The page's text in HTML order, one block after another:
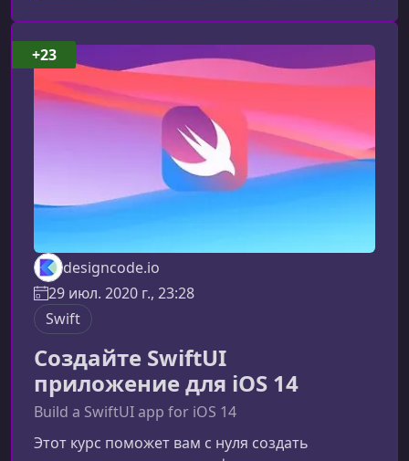
вы шаг за шагом изучите применение этих
технологий в реальных приложениях.
Дополнительно вы узнаете, как интегрировать
данные из Contentful и работать с API через
Apollo
designcode.io
29 июл. 2020 г., 23:28
Swift
Создайте SwiftUI
приложение для iOS 14
Build a SwiftUI app for iOS 14
Этот курс поможет вам с нуля создать
+23